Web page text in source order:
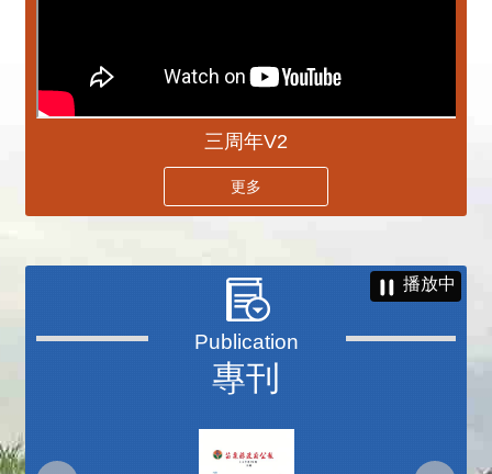
三周年V2
更多
專刊
播放中